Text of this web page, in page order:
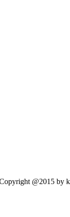
@2015 by